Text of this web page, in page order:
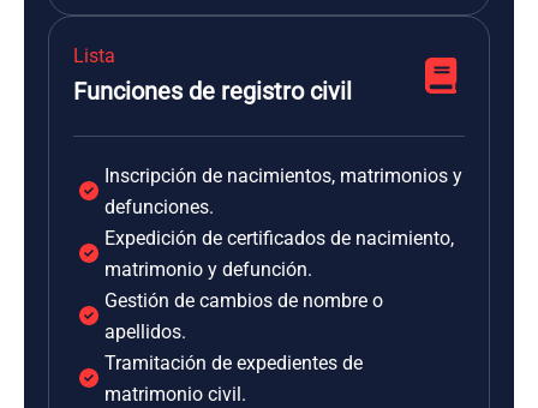
Lista
Funciones de registro civil
Inscripción de nacimientos, matrimonios y
defunciones.
Expedición de certificados de nacimiento,
matrimonio y defunción.
Gestión de cambios de nombre o
apellidos.
Tramitación de expedientes de
matrimonio civil.